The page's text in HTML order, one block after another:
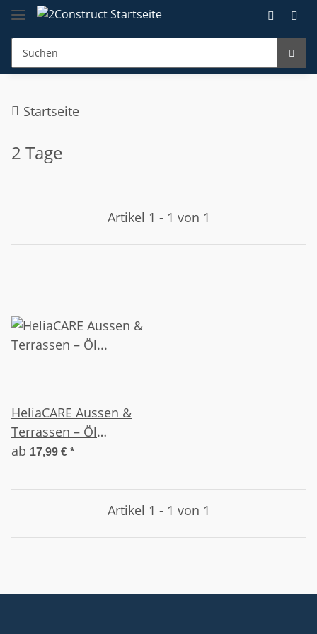
Startseite
2 Tage
Artikel 1 - 1 von 1
HeliaCARE Aussen &
Terrassen – Öl
"OUTDOOR"
ab 17,99 € *
Artikel 1 - 1 von 1